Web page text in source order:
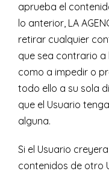
aprueba el
lo anterior, LA
retirar cualquier
que sea contrario a
como a impedir o
todo ello a su sola
que el Usuario
alguna.
Si el Usuario
contenidos de otro